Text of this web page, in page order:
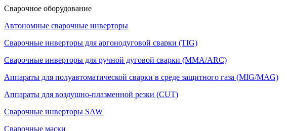
Сварочное оборудование
Автономные сварочные инверторы
Сварочные инверторы для аргонодуговой сварки (TIG)
Сварочные инверторы для ручной дуговой сварки (MMA/ARC)
Аппараты для полуавтоматической сварки в среде защитного газа (MIG/MAG)
Аппараты для воздушно-плазменной резки (CUT)
Сварочные инверторы SAW
Сварочные маски